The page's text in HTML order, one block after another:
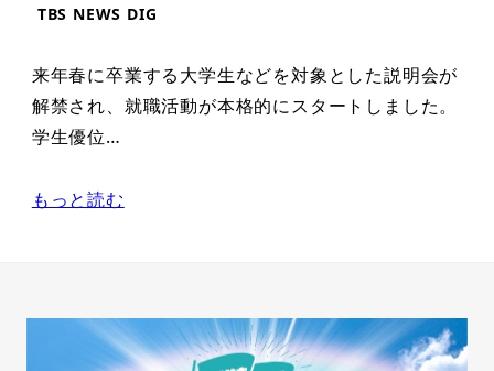
TBS NEWS DIG
来年春に卒業する大学生などを対象とした説明会が
解禁され、就職活動が本格的にスタートしました。
学生優位…
もっと読む